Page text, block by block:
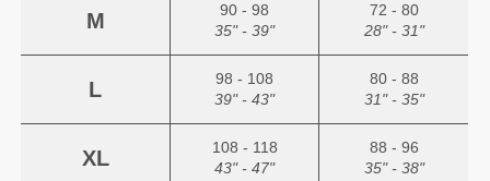
M
90 - 98
35" - 39"
72 - 80
28" - 31"
L
98 - 108
39" - 43"
80 - 88
31" - 35"
XL
108 - 118
43" - 47"
88 - 96
35" - 38"